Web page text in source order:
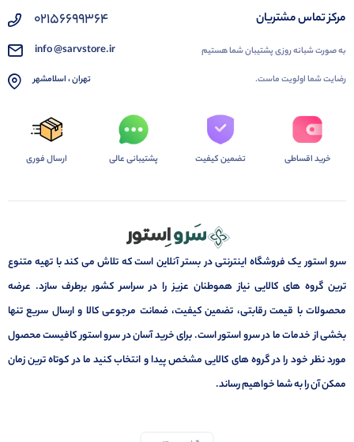
مرکز تماس مشتریان
به صورت شبانه روزی پشتیبان شما هستیم
رضایت شما اولویت ماست.
02156699364
info @sarvstore.ir
تهران ، اسلامشهر
خرید اقساطی تضمین کیفیت پشتیبانی عالی ارسال فوری
سرو استور یک فروشگاه اینترنتی در بستر آنلاین است که تلاش می کند با تهیه متنوع
ترین گروه های کالایی نیاز هموطنان عزیز را در سراسر کشور برطرف سازد. عرضه
محصولات با قیمت رقابتی، تضمین کیفیت، ضمانت مرجوعی کالا و ارسال سریع تنها
بخشی از خدمات ما در سرو استور است. برای خرید آسان در سرو استور کافیست محصول
مورد نظر خود را در گروه های کالایی مشخص پیدا و انتخاب کنید ما در کوتاه ترین زمان
ممکن آن را به شما خواهیم رساند.